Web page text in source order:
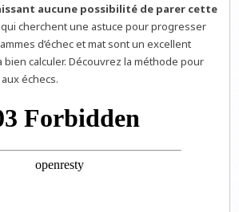
aucune possibilité de parer cette
cherchent une astuce pour progresser
d’échec et mat sont un excellent
bien calculer. Découvrez la méthode pour
échecs.